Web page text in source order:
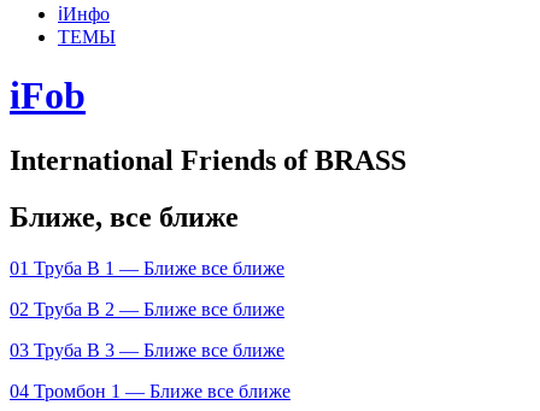
ℹ️Инфо
ТЕМЫ
iFob
International Friends of BRASS
Ближе, все ближе
01 Труба В 1 — Ближе все ближе
02 Труба В 2 — Ближе все ближе
03 Труба В 3 — Ближе все ближе
04 Тромбон 1 — Ближе все ближе